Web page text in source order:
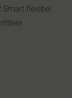
Smart flexibel